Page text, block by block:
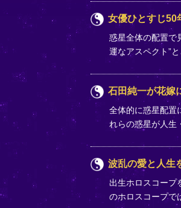
女優ひとすじ50
惑星全体の配置で
運なアスペクト”
石田純一が花嫁
全体的に惑星配置
れらの惑星が人
波乱の愛と人生
出生ホロスコープ
のホロスコープで